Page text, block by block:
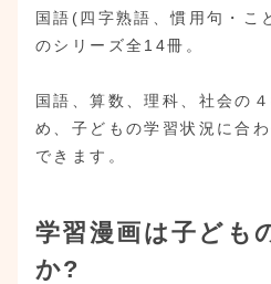
国語(四字熟語、慣用句・こ
のシリーズ全14冊。
国語、算数、理科、社会の
め、子どもの学習状況に合
できます。
学習漫画は子ども
か?